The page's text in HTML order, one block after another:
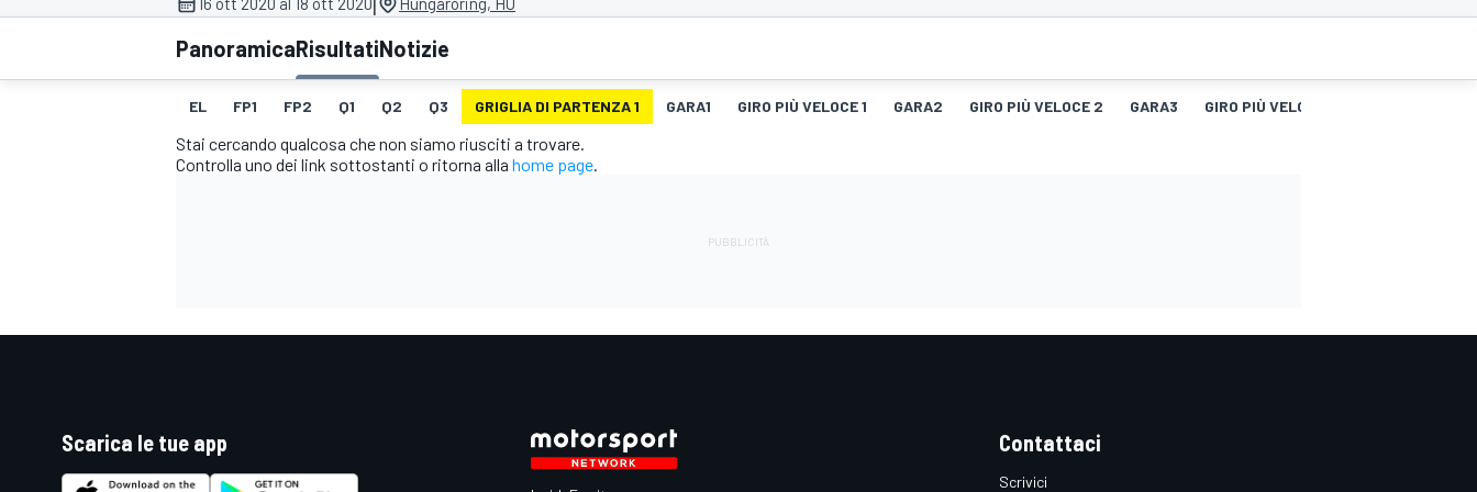
MOTOGP WEC
PanoramicaRisultatiNotizie
EL FP1 FP2 Q1 Q2 Q3 GRIGLIA DI PARTENZA 1 GARA1 GIRO PIÙ VELOCE 1 GARA2 GIRO PIÙ VELOCE 2 GARA3 GIRO PIÙ VELOCE 3
Stai cercando qualcosa che non siamo riusciti a trovare.
Controlla uno dei link sottostanti o ritorna alla home page.
Scarica le tue app Contattaci
Scrivici